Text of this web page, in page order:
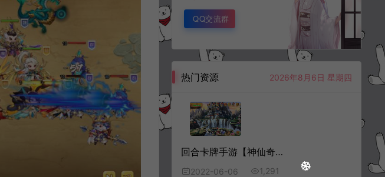
QQ交流群
热门资源 2026年8月6日 星期四
回合卡牌手游【神仙奇缘】6月最新整理Linux手工服务端+GM充值后台+安卓苹果双端+详细搭建教程
2022-06-06 1,291